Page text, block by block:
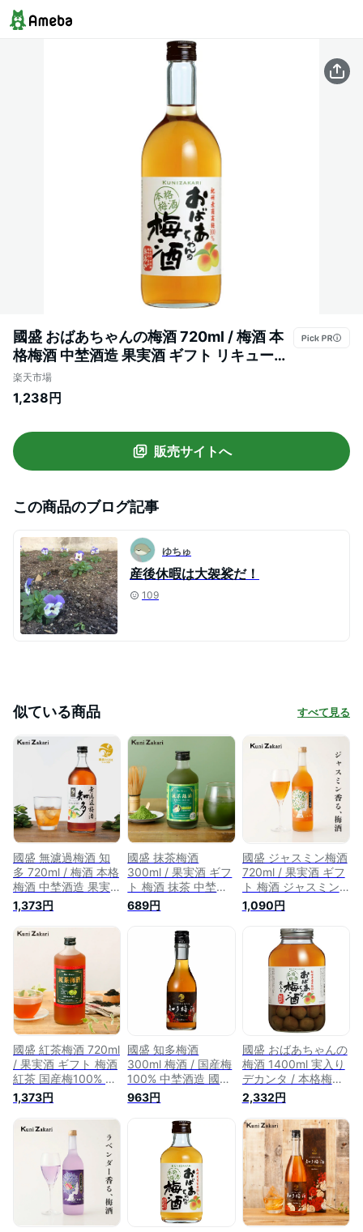
國盛 おばあちゃんの梅酒 720ml / 梅酒 本
格梅酒 中埜酒造 果実酒 ギフト リキュール
プレゼント 女子会 飲みやすい 甘口 母の日
父の日 お中元 敬老の日 御歳暮 お歳暮 御年
楽天市場
1,238円
販売サイトへ
この商品のブログ記事
ゆちゅ
産後休暇は大袈裟だ！
109
似ている商品 すべて見る
國盛 無濾過梅酒 知
多 720ml / 梅酒 本格
梅酒 中埜酒造 果実
酒 ギフト リキュー
ル プレゼント 女子
会 飲みやすい 甘口
母の日 父の日 お中
元 敬老の日 御歳暮
お歳暮 御年賀 祝酒
1,373円
國盛 抹茶梅酒
300ml / 果実酒 ギフ
ト 梅酒 抹茶 中埜酒
造 リキュール カク
テル プレゼント か
わいい 女子会 低ア
ルコール 飲みやすい
甘口 母の日 父の日
お中元 敬老の日 御
歳暮 お歳暮 御年賀
689円
國盛 ジャスミン梅酒
720ml / 果実酒 ギフ
ト 梅酒 ジャスミン
中埜酒造 リキュール
カクテル フルーツ
プレゼント かわいい
女子会 低アルコール
飲みやすい 甘口 母
の日 父の日 お中元
敬老の日 御歳暮 お
歳暮 御年
1,090円
國盛 紅茶梅酒 720ml
/ 果実酒 ギフト 梅酒
紅茶 国産梅100% 中
埜酒造 リキュール
カクテル 紅茶 プレ
ゼント かわいい 女
子会 低アルコール
飲みやすい 甘口 母
の日 父の日 お中元
敬老の日 御歳暮 お
歳暮 御年賀
1,373円
國盛 知多梅酒
300ml 梅酒 / 国産梅
100% 中埜酒造 國盛
FARM リキュール 果
実酒 カクテル 女子
会 甘口 母の日 父の
日 お中元 敬老の日
御歳暮 お歳暮
963円
國盛 おばあちゃんの
梅酒 1400ml 実入り
デカンタ / 本格梅酒
梅の実入り 梅酒 本
格梅酒 中埜酒造 リ
キュール プレゼント
女子会 飲みやすい
甘口 梅の実 母の日
父の日 お中元 敬老
の日 御歳暮 お歳暮
2,332円